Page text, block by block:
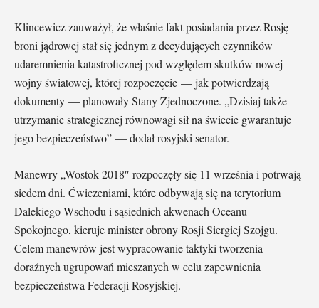
Klincewicz zauważył, że właśnie fakt posiadania przez Rosję
broni jądrowej stał się jednym z decydujących czynników
udaremnienia katastroficznej pod względem skutków nowej
wojny światowej, której rozpoczęcie — jak potwierdzają
dokumenty — planowały Stany Zjednoczone. „Dzisiaj także
utrzymanie strategicznej równowagi sił na świecie gwarantuje
jego bezpieczeństwo” — dodał rosyjski senator.
Manewry „Wostok 2018″ rozpoczęły się 11 września i potrwają
siedem dni. Ćwiczeniami, które odbywają się na terytorium
Dalekiego Wschodu i sąsiednich akwenach Oceanu
Spokojnego, kieruje minister obrony Rosji Siergiej Szojgu.
Celem manewrów jest wypracowanie taktyki tworzenia
doraźnych ugrupowań mieszanych w celu zapewnienia
bezpieczeństwa Federacji Rosyjskiej.